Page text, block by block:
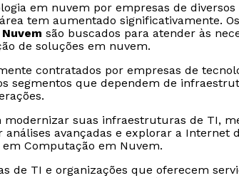
em nuvem por empresas de diversos
tem aumentado significativamente.
são buscados para atender às
de soluções em nuvem.
contratados por empresas de
segmentos que dependem de
modernizar suas infraestruturas de TI,
avançadas e explorar a Internet
Computação em Nuvem.
de TI e organizações que oferecem